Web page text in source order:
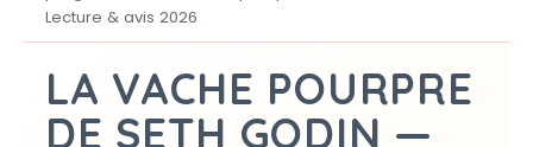
Lecture & avis 2026
LA VACHE POURPRE
DE SETH GODIN —